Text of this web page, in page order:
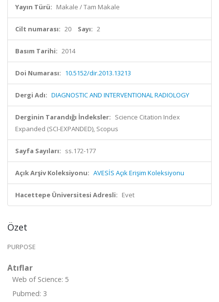
Yayın Türü: Makale / Tam Makale
Cilt numarası: 20 Sayı: 2
Basım Tarihi: 2014
Doi Numarası: 10.5152/dir.2013.13213
Dergi Adı: DIAGNOSTIC AND INTERVENTIONAL RADIOLOGY
Derginin Tarandığı İndeksler: Science Citation Index
Expanded (SCI-EXPANDED), Scopus
Sayfa Sayıları: ss.172-177
Açık Arşiv Koleksiyonu: AVESİS Açık Erişim Koleksiyonu
Hacettepe Üniversitesi Adresli: Evet
Özet
PURPOSE
Atıflar
Web of Science: 5
Pubmed: 3